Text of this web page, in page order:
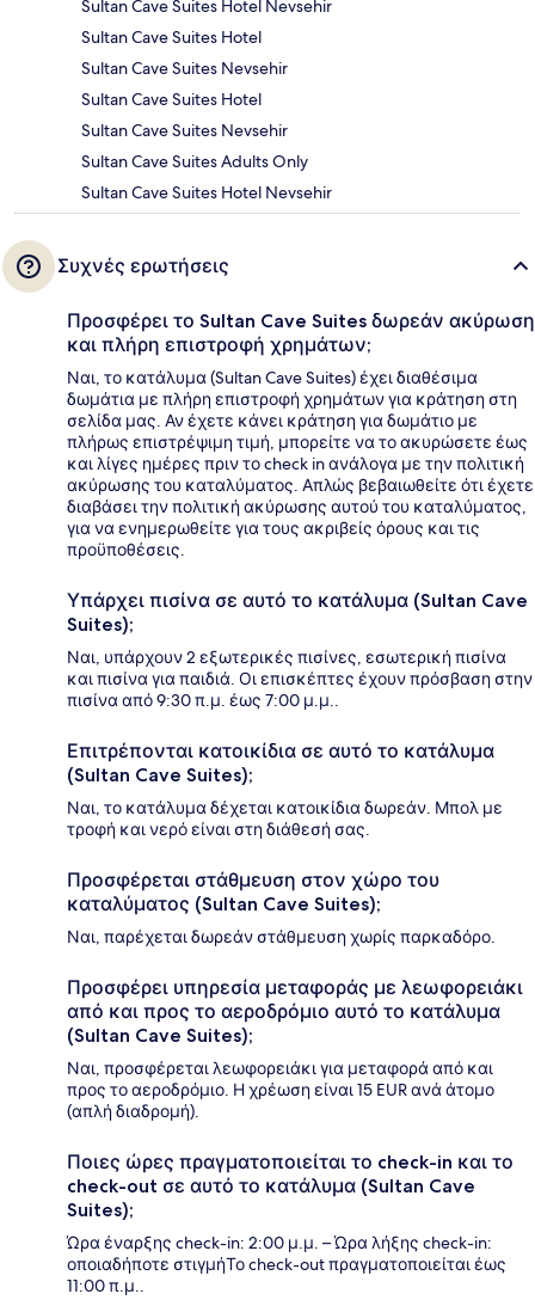
Sultan Cave Suites Hotel Nevsehir
Sultan Cave Suites Hotel
Sultan Cave Suites Nevsehir
Sultan Cave Suites Hotel
Sultan Cave Suites Nevsehir
Sultan Cave Suites Adults Only
Sultan Cave Suites Hotel Nevsehir
Συχνές ερωτήσεις
Προσφέρει το Sultan Cave Suites δωρεάν ακύρωση
και πλήρη επιστροφή χρημάτων;
Ναι, το κατάλυμα (Sultan Cave Suites) έχει διαθέσιμα
δωμάτια με πλήρη επιστροφή χρημάτων για κράτηση στη
σελίδα μας. Αν έχετε κάνει κράτηση για δωμάτιο με
πλήρως επιστρέψιμη τιμή, μπορείτε να το ακυρώσετε έως
και λίγες ημέρες πριν το check in ανάλογα με την πολιτική
ακύρωσης του καταλύματος. Απλώς βεβαιωθείτε ότι έχετε
διαβάσει την πολιτική ακύρωσης αυτού του καταλύματος,
για να ενημερωθείτε για τους ακριβείς όρους και τις
προϋποθέσεις.
Υπάρχει πισίνα σε αυτό το κατάλυμα (Sultan Cave
Suites);
Ναι, υπάρχουν 2 εξωτερικές πισίνες, εσωτερική πισίνα
και πισίνα για παιδιά. Οι επισκέπτες έχουν πρόσβαση στην
πισίνα από 9:30 π.μ. έως 7:00 μ.μ..
Επιτρέπονται κατοικίδια σε αυτό το κατάλυμα
(Sultan Cave Suites);
Ναι, το κατάλυμα δέχεται κατοικίδια δωρεάν. Μπολ με
τροφή και νερό είναι στη διάθεσή σας.
Προσφέρεται στάθμευση στον χώρο του
καταλύματος (Sultan Cave Suites);
Ναι, παρέχεται δωρεάν στάθμευση χωρίς παρκαδόρο.
Προσφέρει υπηρεσία μεταφοράς με λεωφορειάκι
από και προς το αεροδρόμιο αυτό το κατάλυμα
(Sultan Cave Suites);
Ναι, προσφέρεται λεωφορειάκι για μεταφορά από και
προς το αεροδρόμιο. Η χρέωση είναι 15 EUR ανά άτομο
(απλή διαδρομή).
Ποιες ώρες πραγματοποιείται το check-in και το
check-out σε αυτό το κατάλυμα (Sultan Cave
Suites);
Ώρα έναρξης check-in: 2:00 μ.μ. – Ώρα λήξης check-in:
οποιαδήποτε στιγμήΤο check-out πραγματοποιείται έως
11:00 π.μ..